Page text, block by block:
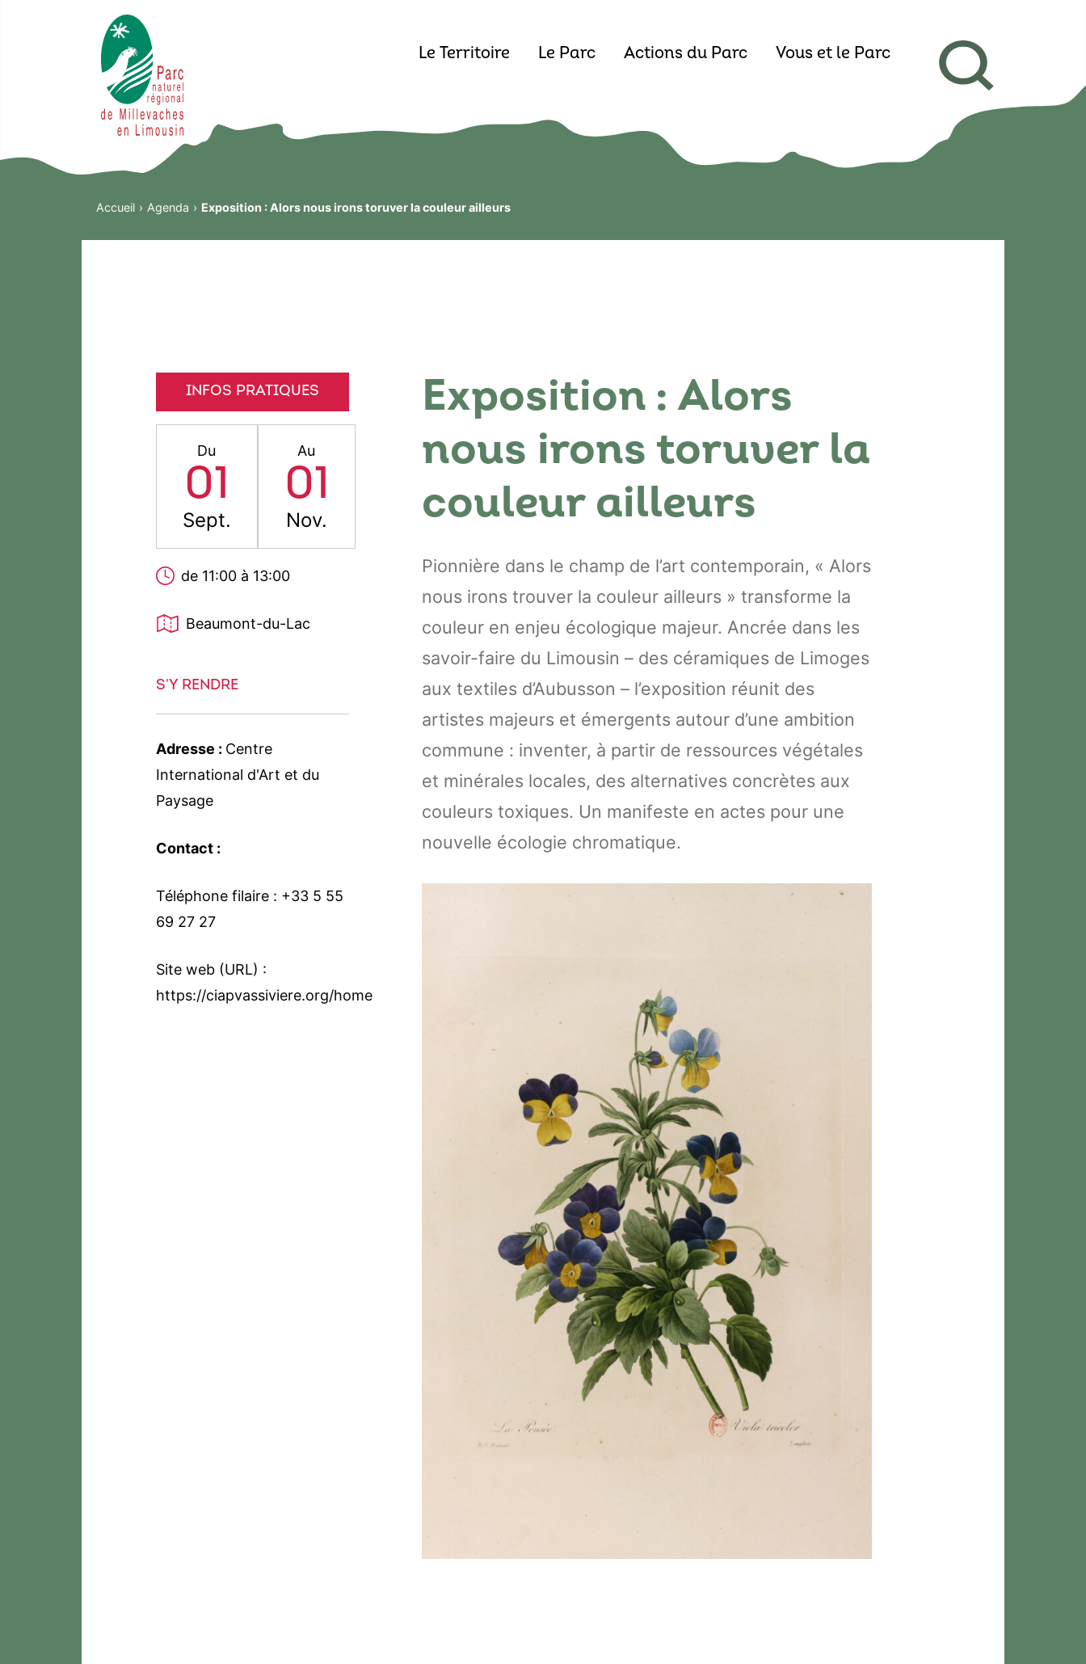
Le Territoire Le Parc Actions du Parc Vous et le Parc
Accueil Agenda Exposition : Alors nous irons toruver la couleur ailleurs
INFOS PRATIQUES
Du
01
Sept.
Au
01
Nov.
de 11:00 à 13:00
Beaumont-du-Lac
S'Y RENDRE
Adresse : Centre
International d'Art et du
Paysage
Contact :
Téléphone filaire : +33 5 55
69 27 27
Site web (URL) :
https://ciapvassiviere.org/home
Exposition : Alors
nous irons toruver la
couleur ailleurs
Pionnière dans le champ de l’art contemporain, « Alors
nous irons trouver la couleur ailleurs » transforme la
couleur en enjeu écologique majeur. Ancrée dans les
savoir-faire du Limousin – des céramiques de Limoges
aux textiles d’Aubusson – l’exposition réunit des
artistes majeurs et émergents autour d’une ambition
commune : inventer, à partir de ressources végétales
et minérales locales, des alternatives concrètes aux
couleurs toxiques. Un manifeste en actes pour une
nouvelle écologie chromatique.